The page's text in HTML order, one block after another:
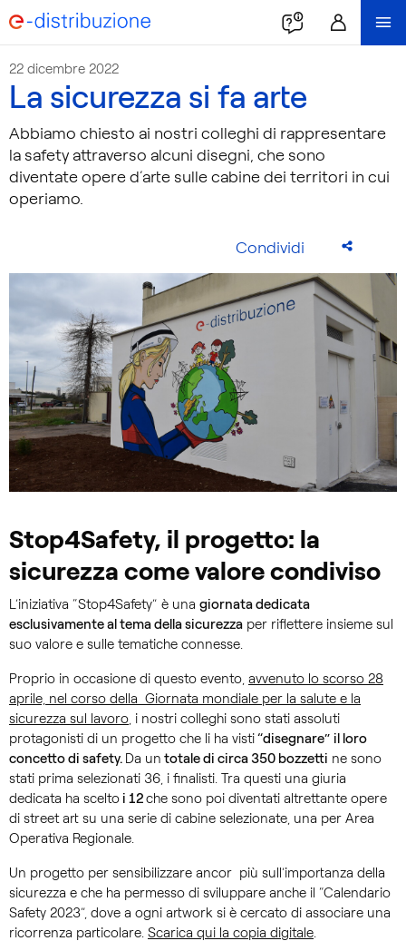
22 dicembre 2022
La sicurezza si fa arte
Abbiamo chiesto ai nostri colleghi di rappresentare
la safety attraverso alcuni disegni, che sono
diventate opere d’arte sulle cabine dei territori in cui
operiamo.
Condividi
Stop4Safety, il progetto: la
sicurezza come valore condiviso
L’iniziativa “Stop4Safety” è una giornata dedicata
esclusivamente al tema della sicurezza per riflettere insieme sul
suo valore e sulle tematiche connesse.
Proprio in occasione di questo evento, avvenuto lo scorso 28
aprile, nel corso della Giornata mondiale per la salute e la
sicurezza sul lavoro, i nostri colleghi sono stati assoluti
protagonisti di un progetto che li ha visti“disegnare” il loro
concetto di safety. Da un totale di circa 350 bozzetti ne sono
stati prima selezionati 36, i finalisti. Tra questi una giuria
dedicata ha scelto i 12che sono poi diventati altrettante opere
di street art su una serie di cabine selezionate, una per Area
Operativa Regionale.
Un progetto per sensibilizzare ancor più sull’importanza della
sicurezza e che ha permesso di sviluppare anche il “Calendario
Safety 2023”, dove a ogni artwork si è cercato di associare una
ricorrenza particolare. Scarica qui la copia digitale.